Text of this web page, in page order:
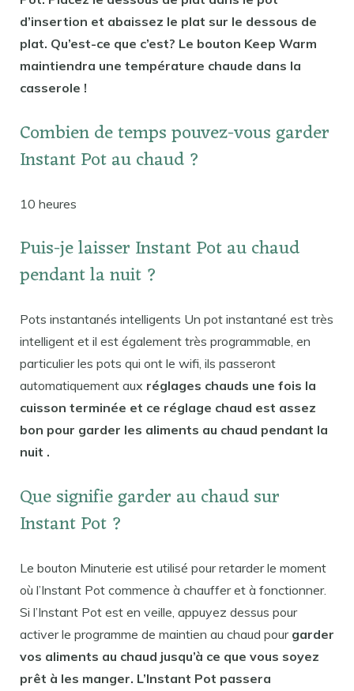
d’insertion et abaissez le plat sur le dessous de
plat. Qu’est-ce que c’est? Le bouton Keep Warm
maintiendra une température chaude dans la
casserole !
Combien de temps pouvez-vous garder
Instant Pot au chaud ?
10 heures
Puis-je laisser Instant Pot au chaud
pendant la nuit ?
Pots instantanés intelligents Un pot instantané est très
intelligent et il est également très programmable, en
particulier les pots qui ont le wifi, ils passeront
automatiquement aux réglages chauds une fois la
cuisson terminée et ce réglage chaud est assez
bon pour garder les aliments au chaud pendant la
nuit .
Que signifie garder au chaud sur
Instant Pot ?
Le bouton Minuterie est utilisé pour retarder le moment
où l’Instant Pot commence à chauffer et à fonctionner.
Si l’Instant Pot est en veille, appuyez dessus pour
activer le programme de maintien au chaud pour garder
vos aliments au chaud jusqu’à ce que vous soyez
prêt à les manger. L’Instant Pot passera